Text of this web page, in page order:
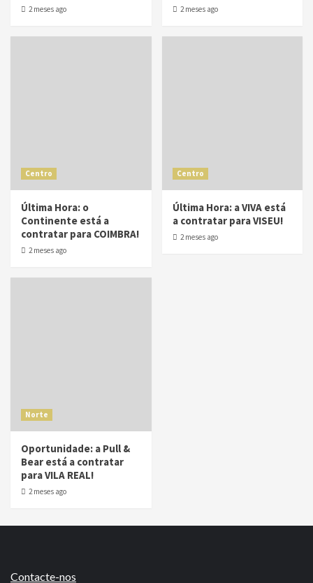
2 meses ago 2 meses ago
Centro
Última Hora: o
Continente está a
contratar para COIMBRA!
2 meses ago
Centro
Última Hora: a VIVA está
a contratar para VISEU!
2 meses ago
Norte
Oportunidade: a Pull &
Bear está a contratar
para VILA REAL!
2 meses ago
Contacte-nos